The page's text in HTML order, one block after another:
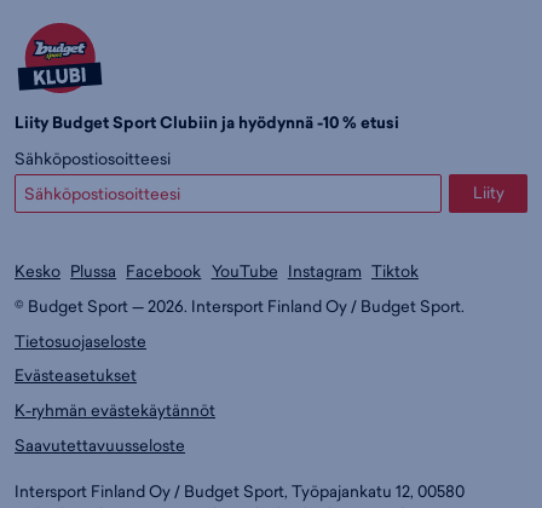
Liity Budget Sport Clubiin ja hyödynnä -10 % etusi
Sähköpostiosoitteesi
Liity
Kesko Plussa Facebook YouTube Instagram Tiktok
© Budget Sport — 2026. Intersport Finland Oy / Budget Sport.
Tietosuojaseloste
Evästeasetukset
K-ryhmän evästekäytännöt
Saavutettavuusseloste
Intersport Finland Oy / Budget Sport, Työpajankatu 12, 00580